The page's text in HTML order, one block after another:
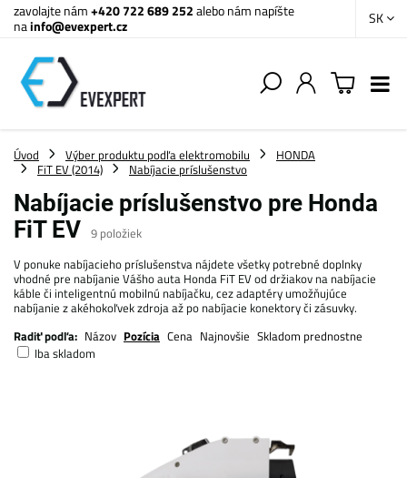
zavolajte nám+420 722 689 252alebo nám napíšte
nainfo@evexpert.cz SK
Úvod Výber produktu podľa elektromobilu
HONDA
FiT EV (2014)
Nabíjacie príslušenstvo
Nabíjacie príslušenstvo pre Honda
FiT EV 9 položiek
V ponuke nabíjacieho príslušenstva nájdete všetky potrebné doplnky
vhodné pre nabíjanie Vášho auta Honda FiT EV od držiakov na nabíjacie
káble či inteligentnú mobilnú nabíjačku, cez adaptéry umožňujúce
nabíjanie z akéhokoľvek zdroja až po nabíjacie konektory či zásuvky.
Radiť podľa: Názov Pozícia Cena Najnovšie Skladom prednostne
Iba skladom